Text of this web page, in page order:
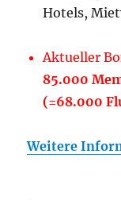
Hotels,
Aktueller
85.000
(=68.000
Weitere